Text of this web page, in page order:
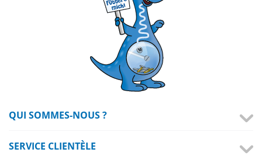
QUI SOMMES-NOUS ?
SERVICE CLIENTÈLE